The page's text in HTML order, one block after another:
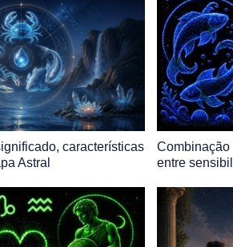
características
Astral
Combinação
entre